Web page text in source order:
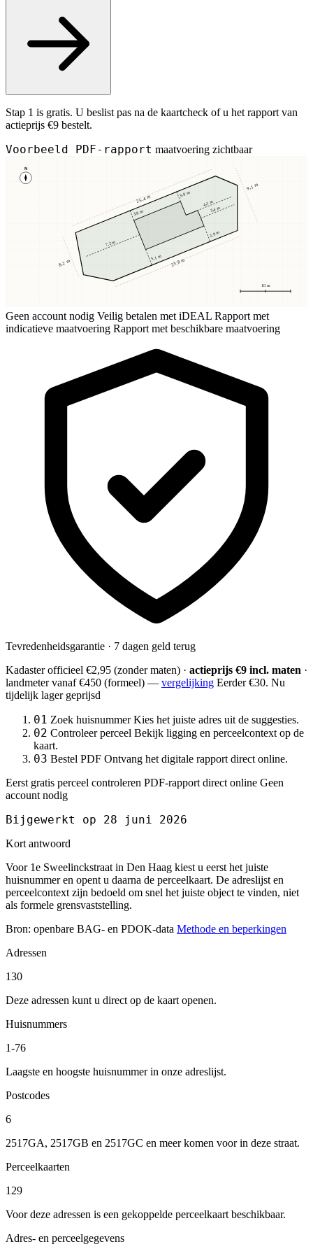
Stap 1 is gratis. U beslist pas na de kaartcheck of u het rapport van
actieprijs €9 bestelt.
Voorbeeld PDF-rapport maatvoering zichtbaar
N
10 m
3,8 m
3,8 m
5,1 m
2,9 m
7,2 m
3,4 m
4,1 m
25,4 m
23,8 m
8,2 m
9,1 m
Geen account nodig Veilig betalen met iDEAL Rapport met
indicatieve maatvoering Rapport met beschikbare maatvoering
Tevredenheidsgarantie · 7 dagen geld terug
Kadaster officieel €2,95 (zonder maten) · actieprijs €9 incl. maten ·
landmetervanaf €450 (formeel) — vergelijking Eerder €30. Nu
tijdelijk lager geprijsd
01 Zoek huisnummer Kies het juiste adres uit de suggesties.
02 Controleer perceel Bekijk ligging en perceelcontext op de
kaart.
03 Bestel PDF Ontvang het digitale rapport direct online.
Eerst gratis perceel controleren PDF-rapport direct online Geen
account nodig
Bijgewerkt op 28 juni 2026
Kort antwoord
Voor 1e Sweelinckstraat in Den Haag kiest u eerst het juiste
huisnummer en opent u daarna de perceelkaart. De adreslijst en
perceelcontext zijn bedoeld om snel het juiste object te vinden, niet
als formele grensvaststelling.
Bron: openbare BAG- en PDOK-data Methode en beperkingen
Adressen
130
Deze adressen kunt u direct op de kaart openen.
Huisnummers
1-76
Laagste en hoogste huisnummer in onze adreslijst.
Postcodes
6
2517GA, 2517GB en 2517GC en meer komen voor in deze straat.
Perceelkaarten
129
Voor deze adressen is een gekoppelde perceelkaart beschikbaar.
Adres- en perceelgegevens